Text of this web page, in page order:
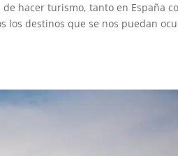
hacer turismo, tanto en España
los destinos que se nos puedan